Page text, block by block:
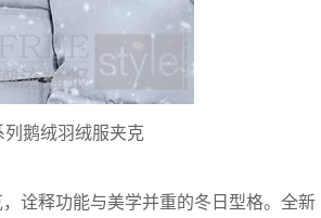
鹅绒羽绒服夹克
诠释功能与美学并重的冬日型格。全新